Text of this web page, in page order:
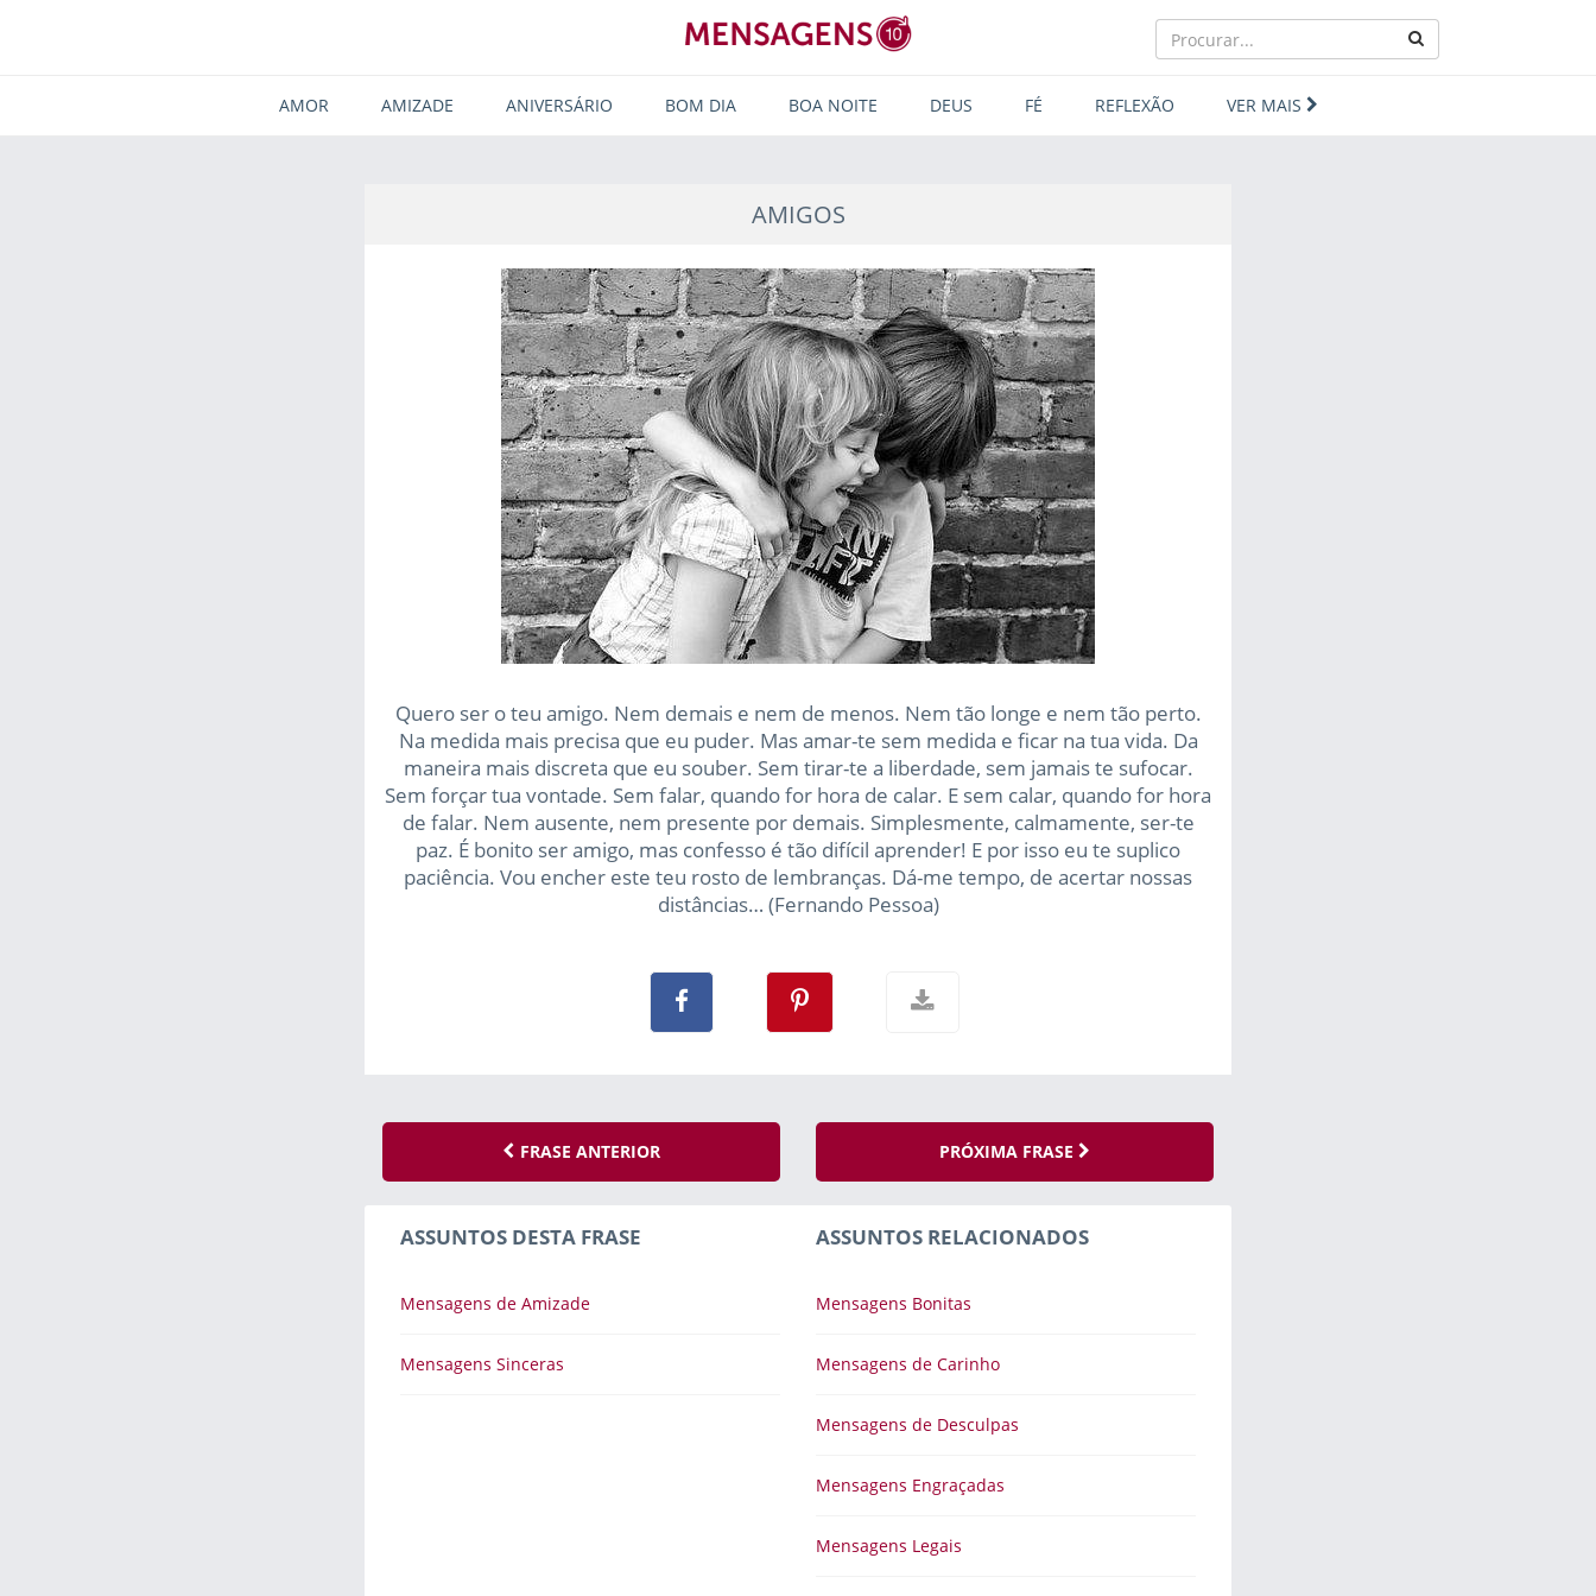
AMOR AMIZADE ANIVERSÁRIO BOM DIA BOA NOITE DEUS FÉ REFLEXÃO VER MAIS
AMIGOS
Quero ser o teu amigo. Nem demais e nem de menos. Nem tão longe e nem tão perto.
Na medida mais precisa que eu puder. Mas amar-te sem medida e ficar na tua vida. Da
maneira mais discreta que eu souber. Sem tirar-te a liberdade, sem jamais te sufocar.
Sem forçar tua vontade. Sem falar, quando for hora de calar. E sem calar, quando for hora
de falar. Nem ausente, nem presente por demais. Simplesmente, calmamente, ser-te
paz. É bonito ser amigo, mas confesso é tão difícil aprender! E por isso eu te suplico
paciência. Vou encher este teu rosto de lembranças. Dá-me tempo, de acertar nossas
distâncias… (Fernando Pessoa)
FRASE ANTERIOR PRÓXIMA FRASE
ASSUNTOS DESTA FRASE
Mensagens de Amizade
Mensagens Sinceras
ASSUNTOS RELACIONADOS
Mensagens Bonitas
Mensagens de Carinho
Mensagens de Desculpas
Mensagens Engraçadas
Mensagens Legais